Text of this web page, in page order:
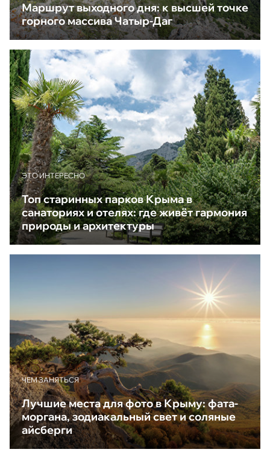
Маршрут выходного дня: к высшей точке
горного массива Чатыр-Даг
ЭТО ИНТЕРЕСНО
Топ старинных парков Крыма в
санаториях и отелях: где живёт гармония
природы и архитектуры
ЧЕМ ЗАНЯТЬСЯ
Лучшие места для фото в Крыму: фата-
моргана, зодиакальный свет и соляные
айсберги